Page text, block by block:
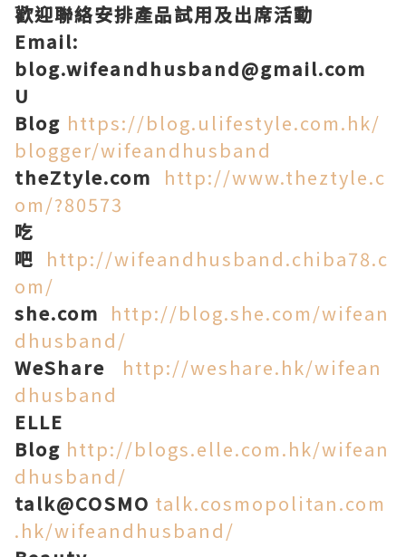
歡迎聯絡安排產品試用及出席活動
Email:
blog.wifeandhusband@gmail.com
U
Blog https://blog.ulifestyle.com.hk/
blogger/wifeandhusband
theZtyle.com http://www.theztyle.c
om/?80573
吃
吧 http://wifeandhusband.chiba78.c
om/
she.com http://blog.she.com/wifean
dhusband/
WeShare
http://weshare.hk/wifean
dhusband
ELLE
Blog http://blogs.elle.com.hk/wifean
dhusband/
talk@COSMO talk.cosmopolitan.com
.hk/wifeandhusband/